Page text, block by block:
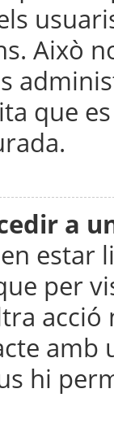
Això
que
a
estar
per
acció
hi